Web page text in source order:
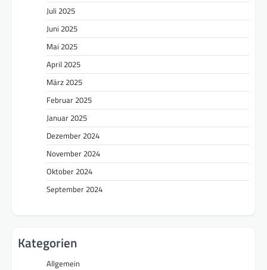
Juli 2025
Juni 2025
Mai 2025
April 2025
März 2025
Februar 2025
Januar 2025
Dezember 2024
November 2024
Oktober 2024
September 2024
Kategorien
Allgemein